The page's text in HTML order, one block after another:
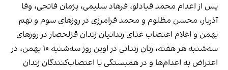
پس از اعدام محمد قبادلو، فرهاد سلیمی، پژمان فاتحی، وفا
آذربار، محسن مظلوم و محمد فرامرزی در روزهای سوم و نهم
بهمن‌ و اعلام اعتصاب غذای زندانیان زندان قزلحصار در روزهای
سه‌شنبه هر هفته، زنان زندانی در اوین روز سه‌شنبه ۱۰ بهمن، در
اعتراض به اعدام‌ها و در همبستگی با اعتصاب‌کنندگان زندان